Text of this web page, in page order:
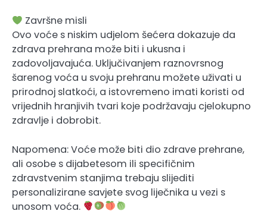
Završne misli
Ovo voće s niskim udjelom šećera dokazuje da
zdrava prehrana može biti i ukusna i
zadovoljavajuća. Uključivanjem raznovrsnog
šarenog voća u svoju prehranu možete uživati ​​u
prirodnoj slatkoći, a istovremeno imati koristi od
vrijednih hranjivih tvari koje podržavaju cjelokupno
zdravlje i dobrobit.
Napomena: Voće može biti dio zdrave prehrane,
ali osobe s dijabetesom ili specifičnim
zdravstvenim stanjima trebaju slijediti
personalizirane savjete svog liječnika u vezi s
unosom voća.